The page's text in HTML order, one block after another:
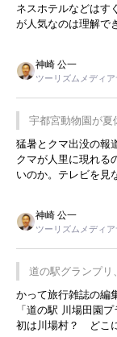
ネスホテルなどはす
が人気なのは理解で
用してホテル代を浮
す。若い人が夜行バ
が残らないのかなと
神崎 公一
ツーリズムメディ
宇都宮動物園が夏
開催
猛暑とクマ出没の報
クマが人里に現れる
いのか。テレビを見
神崎 公一
ツーリズムメディ
道の駅グランプリ
かって旅行雑誌の編
「道の駅 川場田園
初は川場村？ どこ